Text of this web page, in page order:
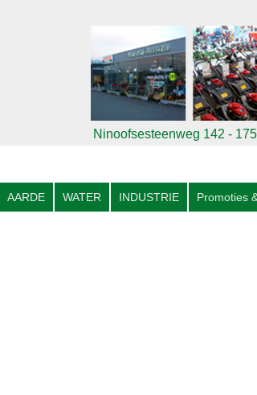
Ninoofsesteenweg 142 -
AARDE WATER INDUSTRIE Promoties